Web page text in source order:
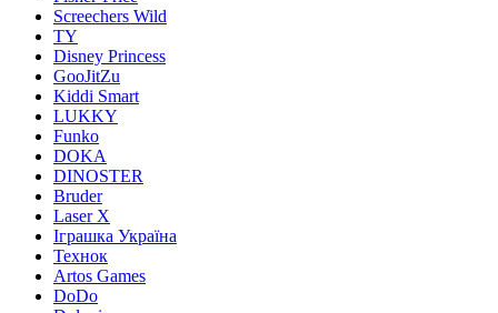
Screechers Wild
TY
Disney Princess
GooJitZu
Kiddi Smart
LUKKY
Funko
DOKA
DINOSTER
Bruder
Laser X
Іграшка Україна
Технок
Artos Games
DoDo